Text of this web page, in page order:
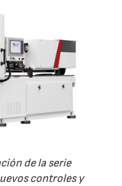
de la serie
controles y